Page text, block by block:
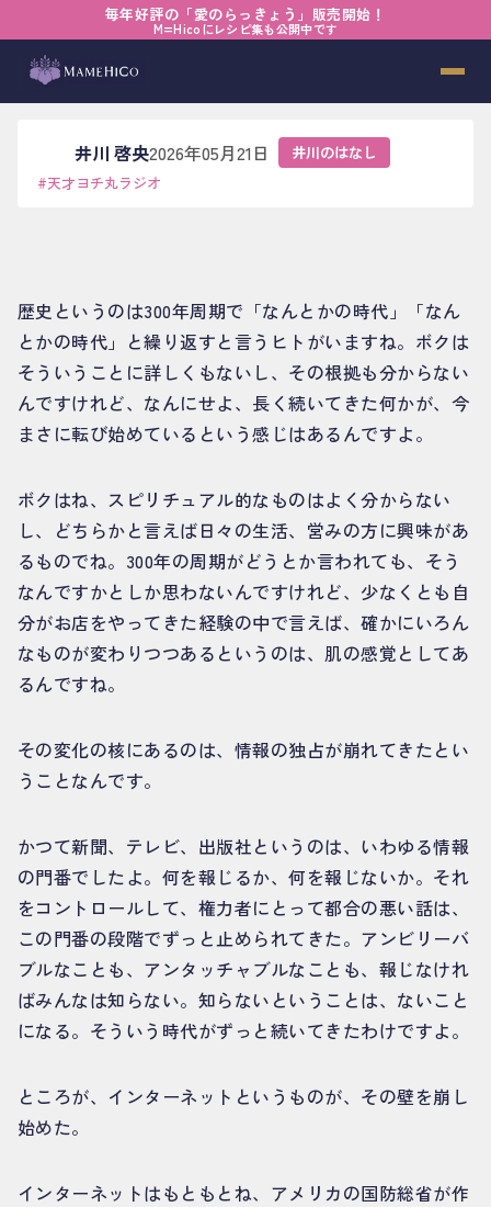
毎年好評の「愛のらっきょう」販売開始！
M=Hicoにレシピ集も公開中です
› 井川のはなし › 変化の正体
変化の正体
井川 啓央2026年05月21日
井川のはなし
#天才ヨチ丸ラジオ
歴史というのは300年周期で「なんとかの時代」「なん
とかの時代」と繰り返すと言うヒトがいますね。ボクは
そういうことに詳しくもないし、その根拠も分からない
んですけれど、なんにせよ、長く続いてきた何かが、今
まさに転び始めているという感じはあるんですよ。
ボクはね、スピリチュアル的なものはよく分からない
し、どちらかと言えば日々の生活、営みの方に興味があ
るものでね。300年の周期がどうとか言われても、そう
なんですかとしか思わないんですけれど、少なくとも自
分がお店をやってきた経験の中で言えば、確かにいろん
なものが変わりつつあるというのは、肌の感覚としてあ
るんですね。
その変化の核にあるのは、情報の独占が崩れてきたとい
うことなんです。
かつて新聞、テレビ、出版社というのは、いわゆる情報
の門番でしたよ。何を報じるか、何を報じないか。それ
をコントロールして、権力者にとって都合の悪い話は、
この門番の段階でずっと止められてきた。アンビリーバ
ブルなことも、アンタッチャブルなことも、報じなけれ
ばみんなは知らない。知らないということは、ないこと
になる。そういう時代がずっと続いてきたわけですよ。
ところが、インターネットというものが、その壁を崩し
始めた。
インターネットはもともとね、アメリカの国防総省が作